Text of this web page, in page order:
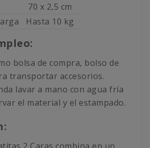
70 x 2,5 cm
Hasta 10 kg
bolsa de compra, bolso de
transportar accesorios.
lavar a mano con agua fría
el material y el estampado.